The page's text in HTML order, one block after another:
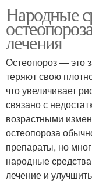
Народные
лечения
Остеопороз — это
теряют свою
что увеличивает
связано с
возрастными
остеопороза
препараты, но
народные
лечение и